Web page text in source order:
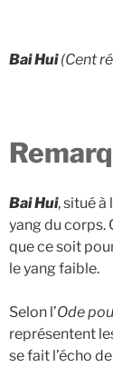
Bai Hui(Cent
Bai Hui, situé à
yang du corps.
que ce soit
le yang faible.
Selon l’Ode
représentent
se fait l’écho